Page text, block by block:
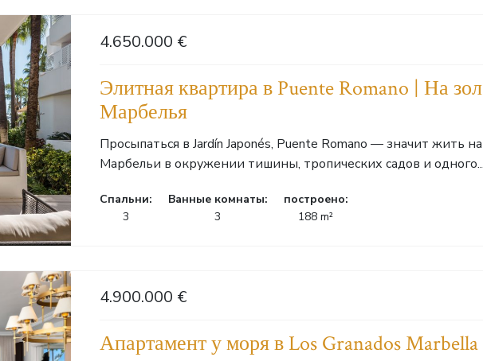
4.650.000 €
Элитная квартира в Puente Romano | На
Марбелья
Просыпаться в Jardín Japonés, Puente Romano — значит жить
Марбельи в окружении тишины, тропических садов и одного...
Cпальни:
3
Ванные комнаты:
3
построено:
188 m²
4.900.000 €
Апартамент у моря в Los Granados Marbella